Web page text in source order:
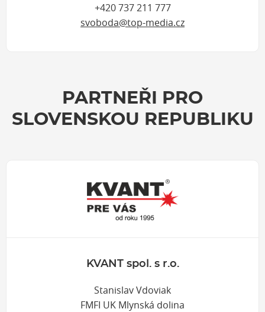
+420 737 211 777
svoboda@top-media.cz
PARTNEŘI PRO
SLOVENSKOU REPUBLIKU
KVANT spol. s r.o.
Stanislav Vdoviak
FMFI UK Mlynská dolina